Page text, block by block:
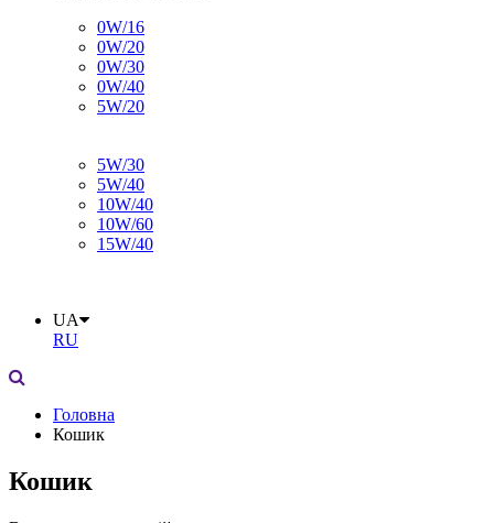
0W/16
0W/20
0W/30
0W/40
5W/20
5W/30
5W/40
10W/40
10W/60
15W/40
UA
RU
Головна
Кошик
Кошик